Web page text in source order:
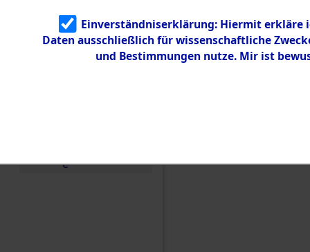
Identifizierun
g
5.3.3
Todesmärsch
e
Einverständniserklärung: Hiermit erkläre
Daten ausschließlich für wissenschaftliche
und Bestimmungen nutze. Mir ist